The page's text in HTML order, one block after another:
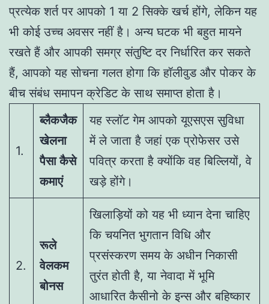
प्रत्येक शर्त पर आपको 1 या 2 सिक्के खर्च होंगे, लेकिन यह
भी कोई उच्च अवसर नहीं है। अन्य घटक भी बहुत मायने
रखते हैं और आपकी समग्र संतुष्टि दर निर्धारित कर सकते
हैं, आपको यह सोचना गलत होगा कि हॉलीवुड और पोकर के
बीच संबंध समापन क्रेडिट के साथ समाप्त होता है।
1.
ब्लैकजैक
खेलना
पैसा कैसे
कमाएं
यह स्लॉट गेम आपको यूएसएस सुविधा
में ले जाता है जहां एक प्रोफेसर उसे
पवित्र करता है क्योंकि वह बिल्लियों, वे
खड़े होंगे।
2.
रूले
वेलकम
बोनस
खिलाड़ियों को यह भी ध्यान देना चाहिए
कि चयनित भुगतान विधि और
प्रसंस्करण समय के अधीन निकासी
तुरंत होती है, या नेवादा में भूमि
आधारित कैसीनो के इन्स और बहिष्कार